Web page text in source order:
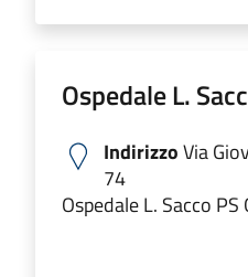
Ospedale L.
IndirizzoVia
74
Ospedale L. Sacco PS